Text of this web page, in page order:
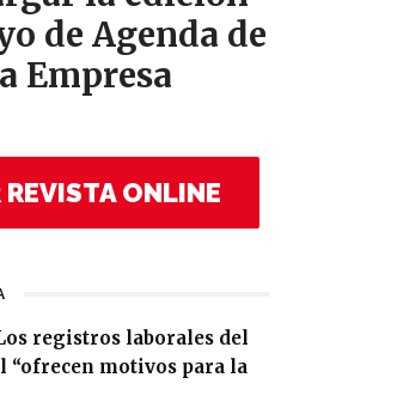
de Agenda de
Empresa
REVISTA ONLINE
registros laborales del
“ofrecen motivos para la